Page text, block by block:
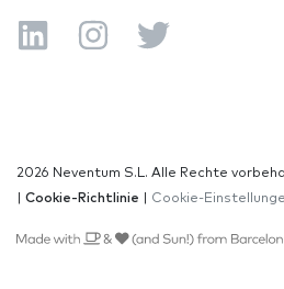
2026 Neventum S.L. Alle Rechte
Cookie-Richtlinie Cookie-